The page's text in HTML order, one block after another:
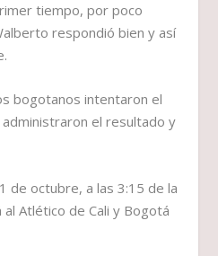
tiempo, por poco
respondió bien y así
bogotanos intentaron el
administraron el resultado y
de octubre, a las 3:15 de la
Atlético de Cali y Bogotá